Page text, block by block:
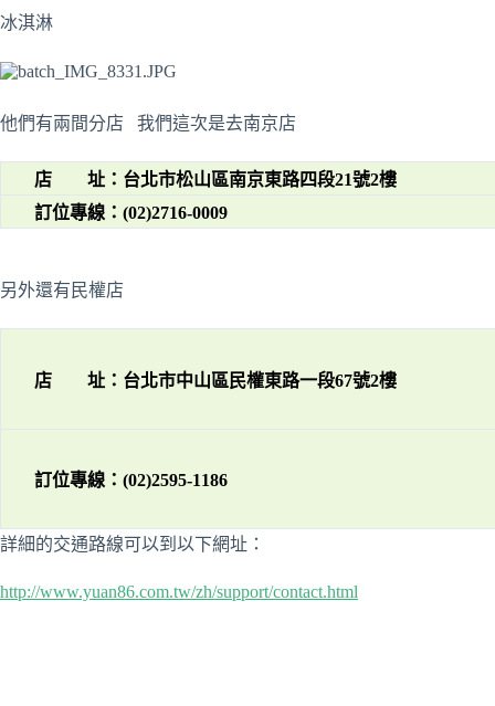
冰淇淋
他們有兩間分店 我們這次是去南京店
店 址：台北市松山區南京東路四段21號2樓
訂位專線：(02)2716-0009
另外還有民權店
店 址：台北市中山區民權東路一段67號2樓
訂位專線：(02)2595-1186
詳細的交通路線可以到以下網址：
http://www.yuan86.com.tw/zh/support/contact.html